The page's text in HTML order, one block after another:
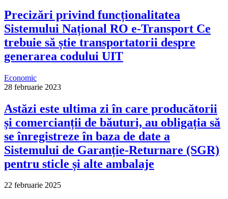
Precizări privind funcționalitatea
Sistemului Național RO e-Transport Ce
trebuie să știe transportatorii despre
generarea codului UIT
Economic
28 februarie 2023
Astăzi este ultima zi în care producătorii
și comercianții de băuturi, au obligația să
se înregistreze în baza de date a
Sistemului de Garanție-Returnare (SGR)
pentru sticle și alte ambalaje
22 februarie 2025